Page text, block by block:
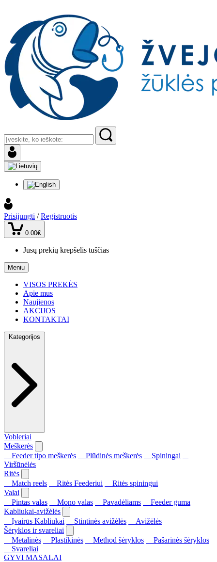
Prisijungti / Registruotis
0.00€
Jūsų prekių krepšelis tuščias
Meniu
VISOS PREKĖS
Apie mus
Naujienos
AKCIJOS
KONTAKTAI
Kategorijos
Vobleriai
Meškerės
Feeder tipo meškerės
Plūdinės meškerės
Spiningai
Viršūnėlės
Ritės
Match reels
Ritės Feederiui
Ritės spiningui
Valai
Pintas valas
Mono valas Pavadėliams
Feeder guma
Kabliukai-avižėlės
Įvairūs Kabliukai
Stintinės avižėlės
Avižėlės
Šėryklos ir svareliai
Metalinės
Plastikinės Method šėryklos
Pašarinės šėryklos
Svareliai
GYVI MASALAI